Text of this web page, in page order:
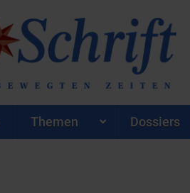
Themen Dossiers